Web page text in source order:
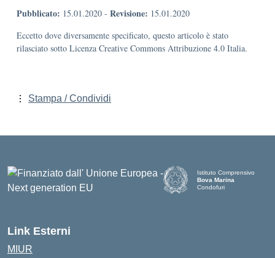
Pubblicato: 15.01.2020 - Revisione: 15.01.2020
Eccetto dove diversamente specificato, questo articolo è stato
rilasciato sotto Licenza Creative Commons Attribuzione 4.0 Italia.
Stampa / Condividi
Istituto Comprensivo
Bova Marina
Condofuri
Link Esterni
MIUR